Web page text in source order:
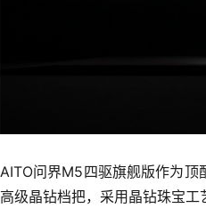
AITO问界M5四驱旗舰版作为
高级晶钻档把，采用晶钻珠宝